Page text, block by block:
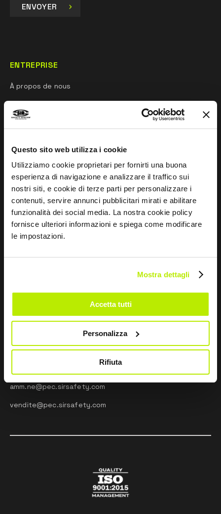
Questo sito web utilizza i cookie
Utilizziamo cookie proprietari per fornirti una buona
esperienza di navigazione e analizzare il traffico sui
nostri siti, e cookie di terze parti per personalizzare i
contenuti, servire annunci pubblicitari mirati e abilitare
funzionalità dei social media. La nostra cookie policy
fornisce ulteriori informazioni e spiega come modificare
le impostazioni.
Mostra dettagli
Accetta tutti
Personalizza
Rifiuta
ENVOYER
ENTREPRISE
À propos de nous
Recherche et Développement
INFORMATIONS
Guide aux normes
Whistleblowing
Impressum
Guide aux tailles et entretien
CONTACTEZ-NOUS
Via dei Fornaciai, 9, 06081 Assisi (PG) - Italia
+39 075 804 37 47
amm.ne@pec.sirsafety.com
vendite@pec.sirsafety.com